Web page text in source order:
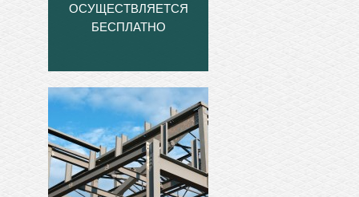
ОСУЩЕСТВЛЯЕТСЯ
БЕСПЛАТНО